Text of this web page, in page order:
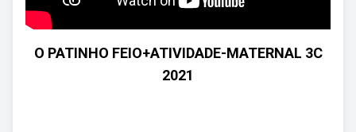
O PATINHO FEIO+ATIVIDADE-MATERNAL 3C
2021